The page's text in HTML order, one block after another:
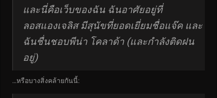
และนี่คือเว็บของฉัน ฉันอาศัยอยู่ที่
ลอสแองเจลิส มีสุนัขที่ยอดเยี่ยมชื่อแจ๊ค และ
ฉันชื่นชอบพีน่า โคลาด้า (และกำลังติดฝน
อยู่)
…หรือบางสิ่งคล้ายกันนี้: